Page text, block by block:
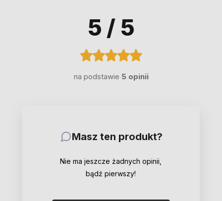
5 / 5
na podstawie 5 opinii
Masz ten produkt?
Nie ma jeszcze żadnych opinii,
bądź pierwszy!